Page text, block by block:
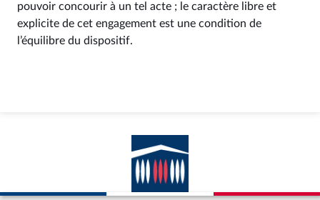
pouvoir concourir à un tel acte ; le caractère libre et
explicite de cet engagement est une condition de
l’équilibre du dispositif.